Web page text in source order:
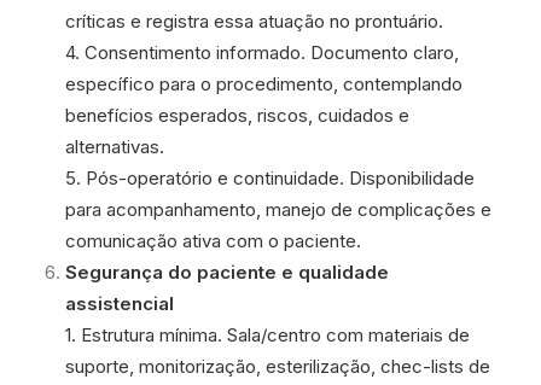
críticas e registra essa atuação no prontuário.
4. Consentimento informado. Documento claro,
específico para o procedimento, contemplando
benefícios esperados, riscos, cuidados e
alternativas.
5. Pós-operatório e continuidade. Disponibilidade
para acompanhamento, manejo de complicações e
comunicação ativa com o paciente.
Segurança do paciente e qualidade
assistencial
1. Estrutura mínima. Sala/centro com materiais de
suporte, monitorização, esterilização, chec-lists de